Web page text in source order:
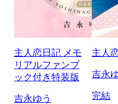
主人恋日記 メモ
リアルファンブ
ック付き特装版
吉永ゆう
主人
吉永
完結